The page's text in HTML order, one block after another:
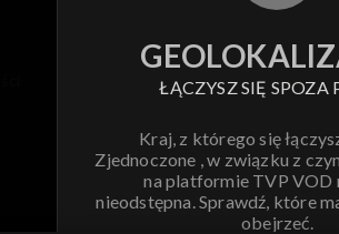
ŁĄCZYSZ SIĘ SPOZA
Kraj, z którego się
Zjednoczone , w związku z
na platformie TVP VOD
nieodstępna. Sprawdź, które
obejrzeć.